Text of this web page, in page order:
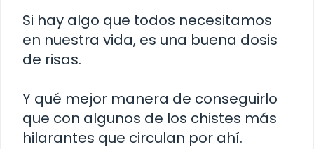
Si hay algo que todos necesitamos
en nuestra vida, es una buena dosis
de risas.
Y qué mejor manera de conseguirlo
que con algunos de los chistes más
hilarantes que circulan por ahí.